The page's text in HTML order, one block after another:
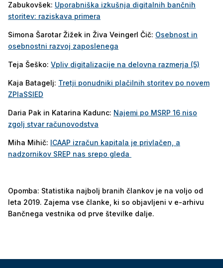
Zabukovšek: Uporabniška izkušnja digitalnih bančnih
storitev: raziskava primera
Simona Šarotar Žižek in Živa Veingerl Čič: Osebnost in
osebnostni razvoj zaposlenega
Teja Šeško: Vpliv digitalizacije na delovna razmerja (5)
Kaja Batagelj: Tretji ponudniki plačilnih storitev po novem
ZPlaSSIED
Daria Pak in Katarina Kadunc: Najemi po MSRP 16 niso
zgolj stvar računovodstva
Miha Mihič: ICAAP izračun kapitala je privlačen, a
nadzornikov SREP nas srepo gleda
Opomba: Statistika najbolj branih člankov je na voljo od
leta 2019. Zajema vse članke, ki so objavljeni v e-arhivu
Bančnega vestnika od prve številke dalje.